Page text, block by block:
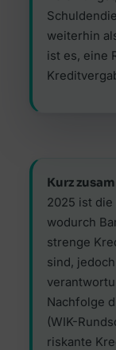
weiterhin
ist es, eine
Kurz
2025 ist die
wodurch
strenge
sind,
Nachfolge
(WIK-
riskante